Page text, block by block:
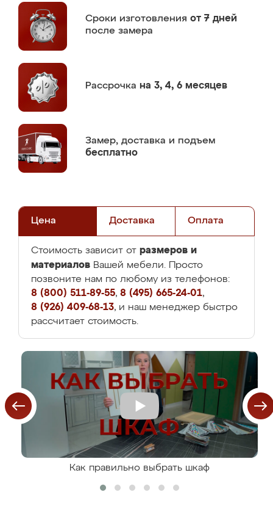
Сроки изготовления от 7 дней
после замера
Рассрочка на 3, 4, 6 месяцев
Замер, доставка и подъем
бесплатно
Цена Доставка Оплата
Стоимость зависит от размеров и
материалов Вашей мебели. Просто
позвоните нам по любому из телефонов:
8 (800) 511-89-55, 8 (495) 665-24-01,
8 (926) 409-68-13, и наш менеджер быстро
рассчитает стоимость.
Как правильно выбрать шкаф